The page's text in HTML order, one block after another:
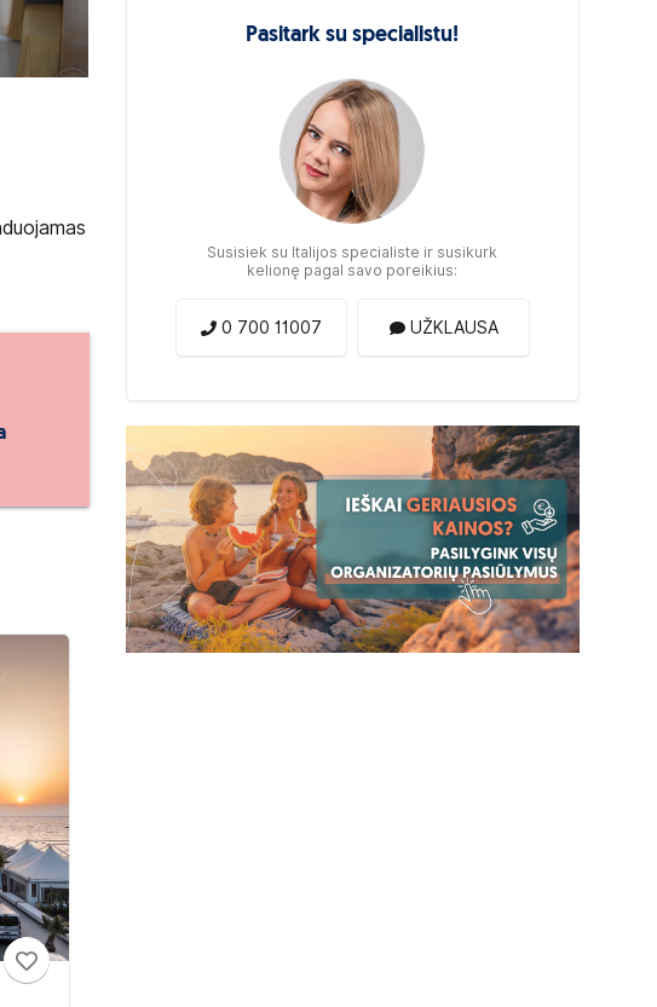
Pasitark su specialistu!
Susisiek su Italijos specialiste ir susikurk
kelionę pagal savo poreikius:
0 700 11007 UŽKLAUSA